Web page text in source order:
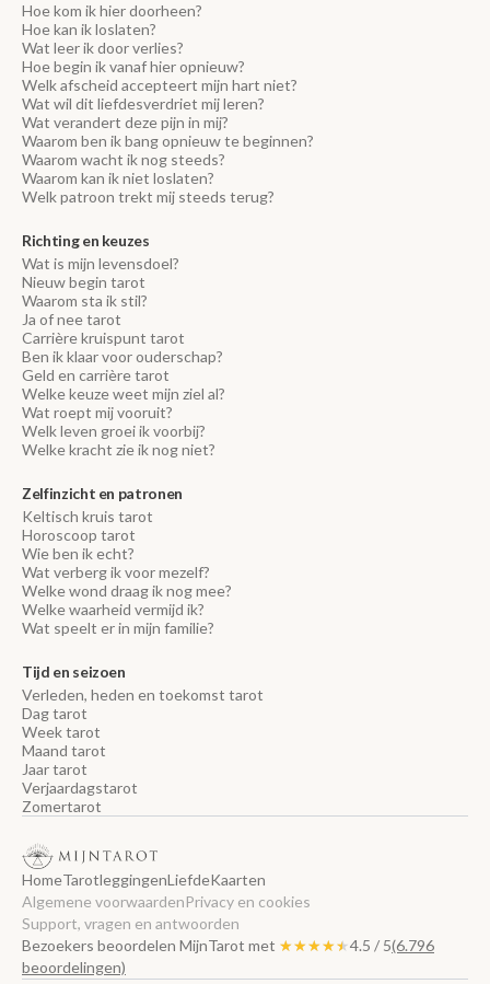
Hoe kom ik hier doorheen?
Hoe kan ik loslaten?
Wat leer ik door verlies?
Hoe begin ik vanaf hier opnieuw?
Welk afscheid accepteert mijn hart niet?
Wat wil dit liefdesverdriet mij leren?
Wat verandert deze pijn in mij?
Waarom ben ik bang opnieuw te beginnen?
Waarom wacht ik nog steeds?
Waarom kan ik niet loslaten?
Welk patroon trekt mij steeds terug?
Richting en keuzes
Wat is mijn levensdoel?
Nieuw begin tarot
Waarom sta ik stil?
Ja of nee tarot
Carrière kruispunt tarot
Ben ik klaar voor ouderschap?
Geld en carrière tarot
Welke keuze weet mijn ziel al?
Wat roept mij vooruit?
Welk leven groei ik voorbij?
Welke kracht zie ik nog niet?
Zelfinzicht en patronen
Keltisch kruis tarot
Horoscoop tarot
Wie ben ik echt?
Wat verberg ik voor mezelf?
Welke wond draag ik nog mee?
Welke waarheid vermijd ik?
Wat speelt er in mijn familie?
Tijd en seizoen
Verleden, heden en toekomst tarot
Dag tarot
Week tarot
Maand tarot
Jaar tarot
Verjaardagstarot
Zomertarot
HomeTarotleggingenLiefdeKaarten
Algemene voorwaardenPrivacy en cookies
Support, vragen en antwoorden
Bezoekers beoordelen MijnTarot met ★★★★★
★★★★★4.5 / 5(6.796
beoordelingen)